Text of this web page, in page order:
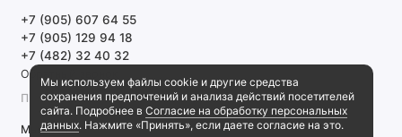
Мы используем файлы cookie и другие средства
сохранения предпочтений и анализа действий посетителей
сайта. Подробнее в Согласие на обработку персональных
данных. Нажмите «Принять», если даете согласие на это.
+7 (905) 607 64 55
+7 (905) 129 94 18
+7 (482) 32 40 32
Обратный звонок
ПН-ПТ 9:00-18:00 СБ, ВС выходной
Мы в сети